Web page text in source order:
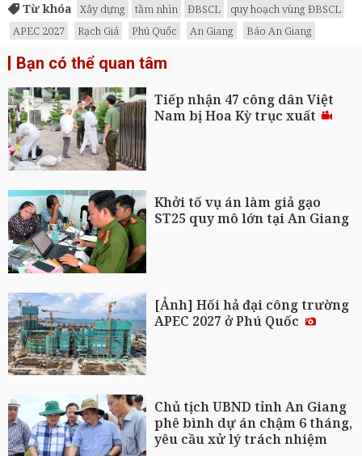
Từ khóa Xây dựng tầm nhìn ĐBSCL
quy hoạch vùng ĐBSCL
APEC 2027
Rạch Giá Phú Quốc An Giang Báo An Giang
Bạn có thể quan tâm
Tiếp nhận 47 công dân Việt
Nam bị Hoa Kỳ trục xuất
Khởi tố vụ án làm giả gạo
ST25 quy mô lớn tại An Giang
[Ảnh] Hối hả đại công trường
APEC 2027 ở Phú Quốc
Chủ tịch UBND tỉnh An Giang
phê bình dự án chậm 6 tháng,
yêu cầu xử lý trách nhiệm